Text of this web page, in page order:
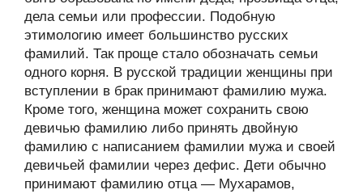
дела семьи или профессии. Подобную
этимологию имеет большинство русских
фамилий. Так проще стало обозначать семьи
одного корня. В русской традиции женщины при
вступлении в брак принимают фамилию мужа.
Кроме того, женщина может сохранить свою
девичью фамилию либо принять двойную
фамилию с написанием фамилии мужа и своей
девичьей фамилии через дефис. Дети обычно
принимают фамилию отца — Мухарамов,